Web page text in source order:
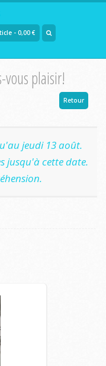
- 0,00 €
vous plaisir!
Retour
jeudi 13 août.
jusqu'à cette date.